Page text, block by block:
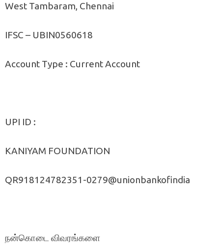
West Tambaram, Chennai
IFSC – UBIN0560618
Account Type : Current Account
UPI ID :
KANIYAM FOUNDATION
QR918124782351-0279@unionbankofindia
நன்கொடை விவரங்களை